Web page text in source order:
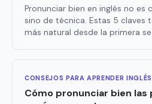
Pronunciar bien en inglés no es
sino de técnica. Estas 5 claves
más natural desde la primera
CONSEJOS PARA APRENDER INGLÉS
Cómo pronunciar bien las